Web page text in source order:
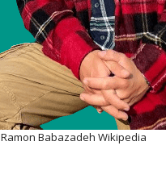
Ramon Babazadeh Wikipedia